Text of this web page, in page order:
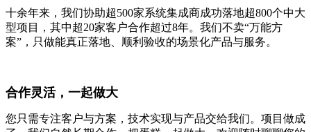
十余年来，我们协助超500家系统集成商成功落地超800个中大
型项目，其中超20家客户合作超过8年。我们不卖“万能方
案”，只做能真正落地、顺利验收的场景化产品与服务。
合作灵活，一起做大
您只需专注客户与方案，技术实现与产品交给我们。项目做成